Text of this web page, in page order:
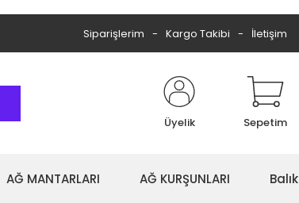
Siparişlerim Kargo Takibi İletişim
Üyelik Sepetim
AĞ MANTARLARI AĞ KURŞUNLARI